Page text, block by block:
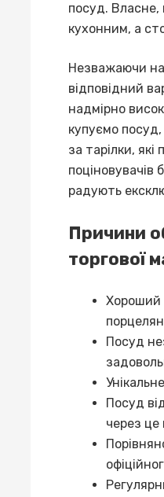
посуд. Власне,
кухонним, а
Незважаючи на
відповідний
надмірно
купуємо
за тарілки, які
поціновувачів
радують
Причини
торгової
Хороший
Посуд
Посуд
через це